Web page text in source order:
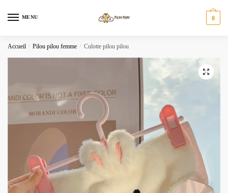
MENU 0
Accueil / Pilou pilou femme / Culotte pilou pilou